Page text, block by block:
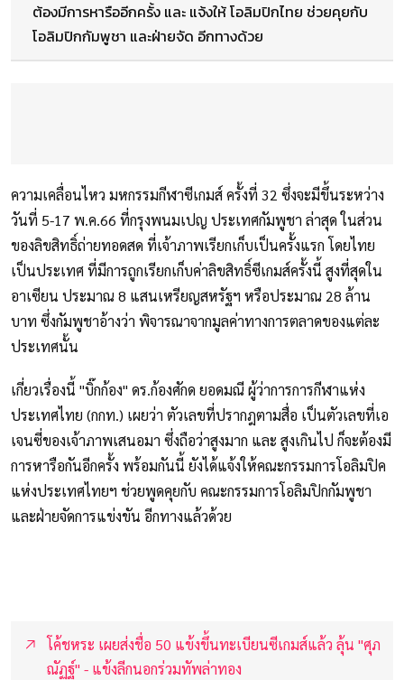
ต้องมีการหารืออีกครั้ง และ แจ้งให้ โอลิมปิกไทย ช่วยคุยกับ
โอลิมปิกกัมพูชา และฝ่ายจัด อีกทางด้วย
ความเคลื่อนไหว มหกรรมกีฬาซีเกมส์ ครั้งที่ 32 ซึ่งจะมีขึ้นระหว่าง
วันที่ 5-17 พ.ค.66 ที่กรุงพนมเปญ ประเทศกัมพูชา ล่าสุด ในส่วน
ของลิขสิทธิ์ถ่ายทอดสด ที่เจ้าภาพเรียกเก็บเป็นครั้งแรก โดยไทย
เป็นประเทศ ที่มีการถูกเรียกเก็บค่าลิขสิทธิ์ซีเกมส์ครั้งนี้ สูงที่สุดใน
อาเซียน ประมาณ 8 แสนเหรียญสหรัฐฯ หรือประมาณ 28 ล้าน
บาท ซึ่งกัมพูชาอ้างว่า พิจารณาจากมูลค่าทางการตลาดของแต่ละ
ประเทศนั้น
เกี่ยวเรื่องนี้ "บิ๊กก้อง" ดร.ก้องศักด ยอดมณี ผู้ว่าการการกีฬาแห่ง
ประเทศไทย (กกท.) เผยว่า ตัวเลขที่ปรากฎตามสื่อ เป็นตัวเลขที่เอ
เจนซี่ของเจ้าภาพเสนอมา ซึ่งถือว่าสูงมาก และ สูงเกินไป ก็จะต้องมี
การหารือกันอีกครั้ง พร้อมกันนี้ ยังได้แจ้งให้คณะกรรมการโอลิมปิค
แห่งประเทศไทยฯ ช่วยพูดคุยกับ คณะกรรมการโอลิมปิกกัมพูชา
และฝ่ายจัดการแข่งขัน อีกทางแล้วด้วย
โค้ชหระ เผยส่งชื่อ 50 แข้งขึ้นทะเบียนซีเกมส์แล้ว ลุ้น "ศุภ
ณัฏฐ์" - แข้งลีกนอกร่วมทัพล่าทอง